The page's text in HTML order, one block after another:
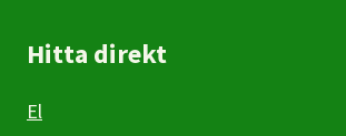
Hitta direkt
El